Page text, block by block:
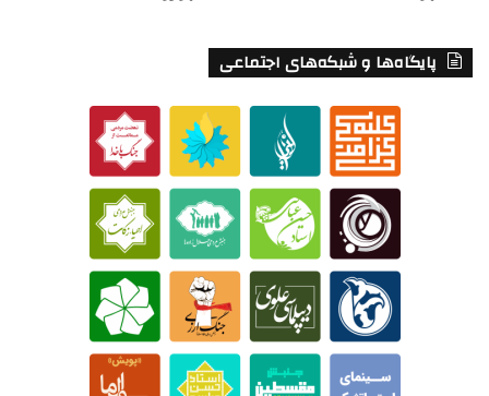
پایگاه‌ها و شبکه‌های اجتماعی